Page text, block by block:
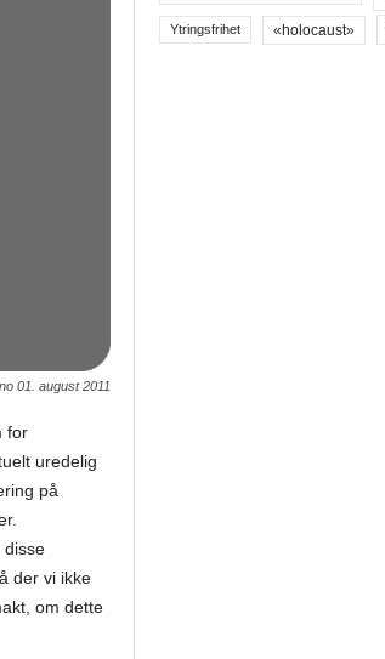
01. august 2011
for
uredelig
på
disse
der vi ikke
om dette
Ytringsfrihet «holocaust»